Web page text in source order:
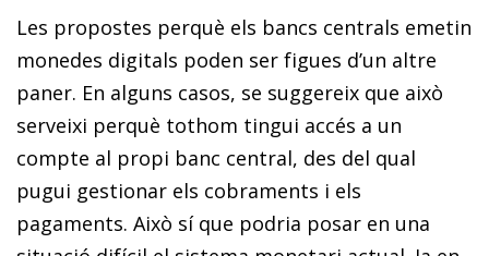
Les propostes perquè els bancs centrals emetin
monedes digitals poden ser figues d’un altre
paner. En alguns casos, se suggereix que això
serveixi perquè tothom tingui accés a un
compte al propi banc central, des del qual
pugui gestionar els cobraments i els
pagaments. Això sí que podria posar en una